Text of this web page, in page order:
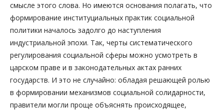
смысле этого слова. Но имеются основания полагать, что
формирование институциальных практик социальной
политики началось задолго до наступления
индустриальной эпохи. Так, черты систематического
регулирования социальной сферы можно усмотреть в
царском праве и в законодательных актах ранних
государств. И это не случайно: обладая решающей ролью
в формировании механизмов социальной солидарности,
правители могли проще объяснять происходящее,